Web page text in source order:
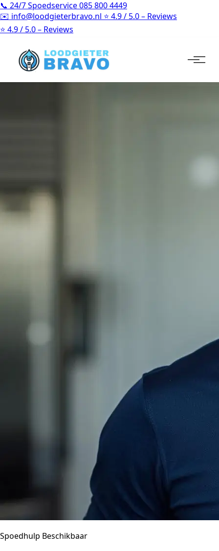
📞 24/7 Spoedservice085 800 4449
✉️ info@loodgieterbravo.nl ⭐ 4.9 / 5.0 – Reviews
⭐ 4.9 / 5.0 – Reviews
Spoedhulp Beschikbaar